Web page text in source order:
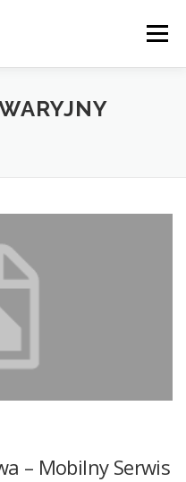
Menu
SAMOCHODOWY
– Mobilny Serwis